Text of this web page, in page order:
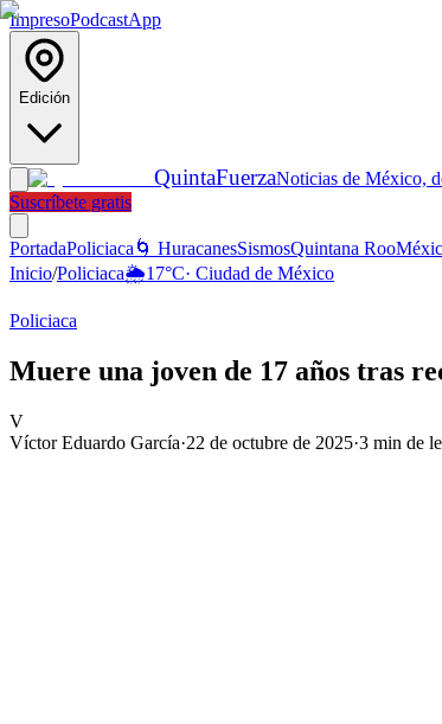
ImpresoPodcastApp
Edición
QuintaFuerzaNoticias de México,
Suscríbete gratis
PortadaPoliciaca 🌀 HuracanesSismosQuintana Roo
Inicio/Policiaca🌦️17°C· Ciudad de México
Policiaca
Muere una joven de 17 años tras
V
Víctor Eduardo García·22 de octubre de 2025·3 min de